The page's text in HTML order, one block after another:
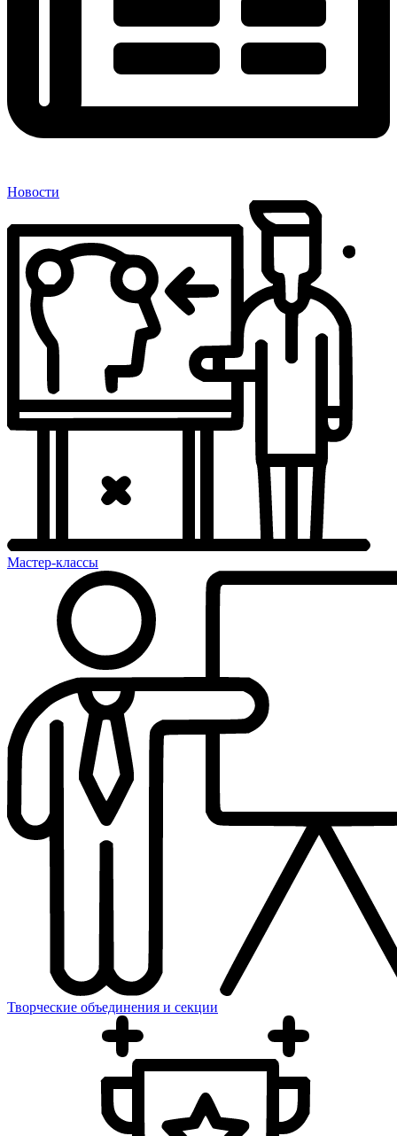
Новости
Мастер-классы
Творческие объединения и секции